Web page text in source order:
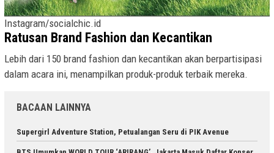
Instagram/socialchic.id
Ratusan Brand Fashion dan Kecantikan
Lebih dari 150 brand fashion dan kecantikan akan berpartisipasi
dalam acara ini, menampilkan produk-produk terbaik mereka.
BACAAN LAINNYA
Supergirl Adventure Station, Petualangan Seru di PIK Avenue